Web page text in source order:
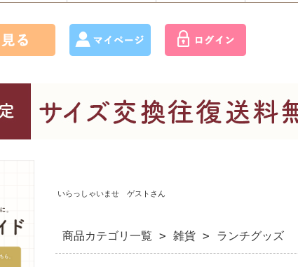
いらっしゃいませ ゲストさん
商品カテゴリ一覧 > 雑貨 > ランチグッズ